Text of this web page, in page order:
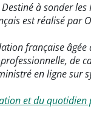
à sonder
est réalisé par
française âgée
de
en ligne sur
et du quotidien